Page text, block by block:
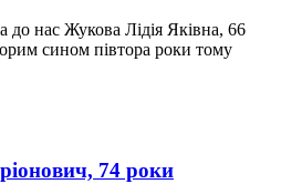
нас Жукова Лідія Яківна, 66
сином півтора роки тому
74 роки